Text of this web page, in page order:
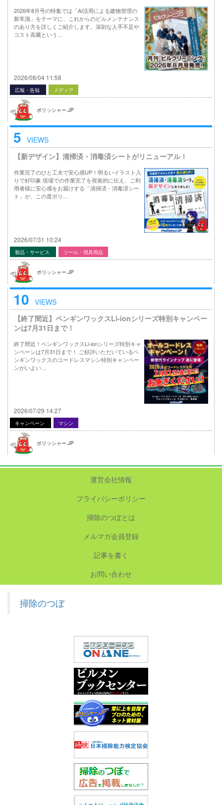
2026年8月号の特集では「AI活用による建物管理の
新常識」をテーマに、これからのビルメンテナンス
のあり方を詳しくご紹介します。深刻な人手不足や
コスト高騰という…
2026/08/04 11:58
広報・告知 メディア
ポリッシャー.JP
5 VIEWS
【新デザイン】清掃済・消毒済シートがリニューアル！
作業完了のひと工夫で安心感UP！明るいイラスト入
りで好印象 現場での作業完了を視覚的に伝え、ご利
用者様に安心感をお届けする「清掃済・消毒済シー
ト」が、この度ポリ…
2026/07/31 10:24
製品・サービス ツール・用具用品
ポリッシャー.JP
10 VIEWS
【終了間近】ペンギンワックスLi-ionシリーズ特別キャンペー
ンは7月31日まで！
終了間近！ペンギンワックスLi-ionシリーズ特別キャ
ンペーンは7月31日まで！ ご好評いただいているペ
ンギンワックスのコードレスマシン特別キャンペー
ンがいよい…
2026/07/29 14:27
キャンペーン マシン
ポリッシャー.JP
運営会社情報
プライバシーポリシー
掃除のつぼとは
メルマガ会員登録
記事を書く
お問い合わせ
掃除のつぼ